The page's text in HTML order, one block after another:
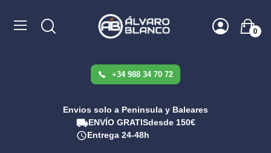
0
+34 988 34 70 72
Envios solo a Peninsula y Baleares
ENVÍO GRATISdesde 150€
Entrega 24-48h